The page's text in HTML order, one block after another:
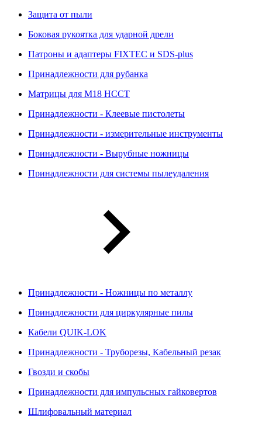
Защита от пыли
Боковая рукоятка для ударной дрели
Патроны и адаптеры FIXTEC и SDS-plus
Принадлежности для рубанка
Матрицы для M18 HCCT
Принадлежности - Клеевые пистолеты
Принадлежности - измерительные инструменты
Принадлежности - Вырубные ножницы
Принадлежности для системы пылеудаления
Принадлежности - Ножницы по металлу
Принадлежности для циркулярные пилы
Кабели QUIK-LOK
Принадлежности - Труборезы, Кабельный резак
Гвозди и скобы
Принадлежности для импульсных гайковертов
Шлифовальный материал